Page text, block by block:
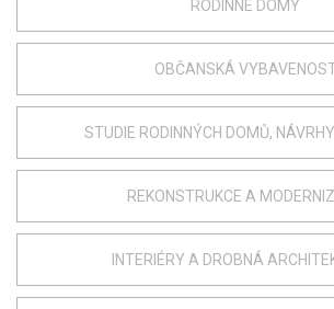
RODINNÉ DOMY
OBČANSKÁ
STUDIE RODINNÝCH DOMŮ,
REKONSTRUKCE A
INTERIÉRY A DROBNÁ